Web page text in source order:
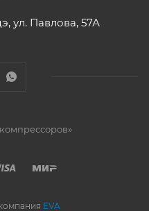
ул. Павлова, 57А
EVA